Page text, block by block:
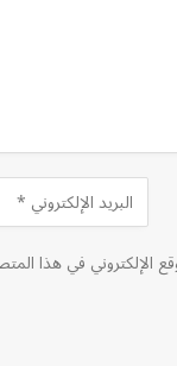
الإلكتروني في هذا